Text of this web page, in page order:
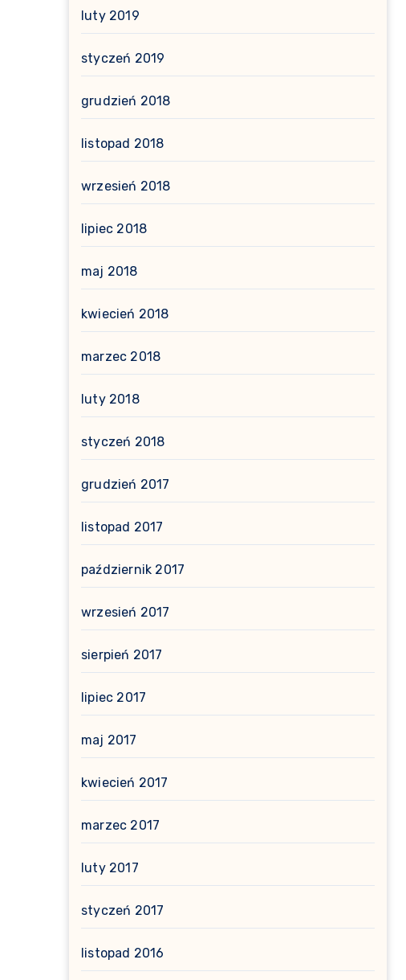
luty 2019
styczeń 2019
grudzień 2018
listopad 2018
wrzesień 2018
lipiec 2018
maj 2018
kwiecień 2018
marzec 2018
luty 2018
styczeń 2018
grudzień 2017
listopad 2017
październik 2017
wrzesień 2017
sierpień 2017
lipiec 2017
maj 2017
kwiecień 2017
marzec 2017
luty 2017
styczeń 2017
listopad 2016